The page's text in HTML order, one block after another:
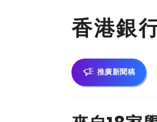
香港銀
推廣新聞稿